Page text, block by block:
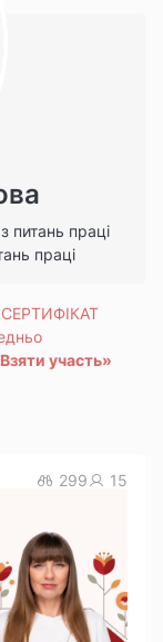
питань праці
праці
СЕРТИФІКАТ
участь»
299 15